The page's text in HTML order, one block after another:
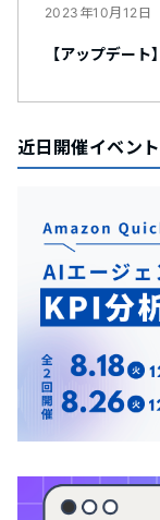
2023年10月12日
【アップデー
近日開催イベント